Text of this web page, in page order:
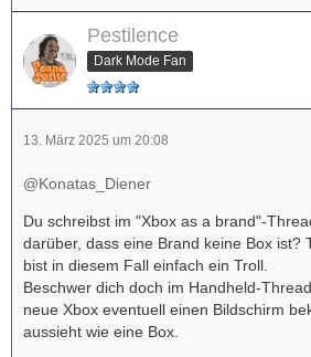
Pestilence
Dark Mode Fan
13. März 2025 um 20:08
@Konatas_Diener
Du schreibst im "Xbox as a brand"-
darüber, dass eine Brand keine Box ist?
bist in diesem Fall einfach ein Troll.
Beschwer dich doch im Handheld-
neue Xbox eventuell einen Bildschirm
aussieht wie eine Box.